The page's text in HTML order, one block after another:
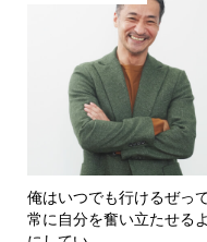
俺はいつでも行けるぜって
常に自分を奮い立たせる